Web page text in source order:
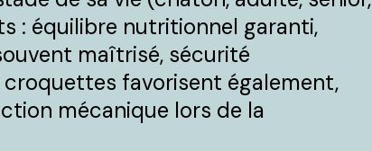
: équilibre nutritionnel garanti,
maîtrisé, sécurité
favorisent également,
mécanique lors de la